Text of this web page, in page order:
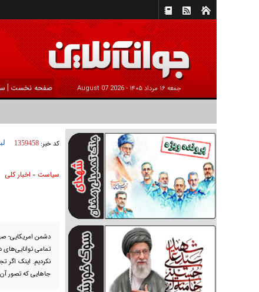
جمعه ۱۶ مرداد ۱۴۰۵ - 2026 August 07 صفحه نخست |
کد خبر: 1359458
سیاست» اخبار کلی
دشمن امریکایی-
تمامی
نکردیم. اینک اگر
جا‌هایی که تصور آن